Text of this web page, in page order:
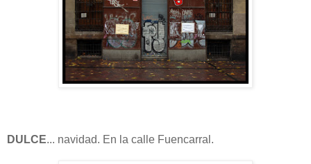
DULCE... navidad. En la calle Fuencarral.